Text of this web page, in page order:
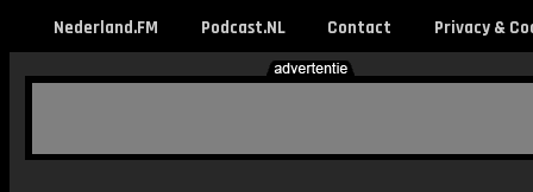
Nederland.FM Podcast.NL Contact Privacy &